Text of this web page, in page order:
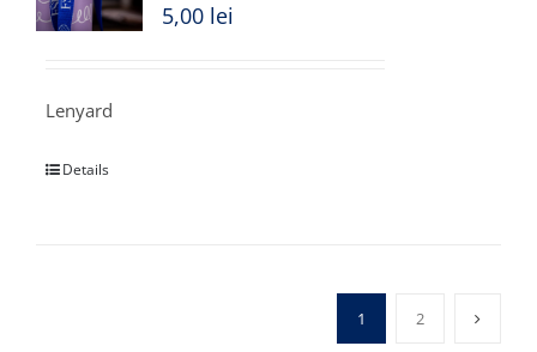
5,00 lei
Lenyard
Details
1 2